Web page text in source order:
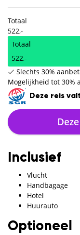
Totaal
522,-
Totaal
522,-
Slechts 30%
Mogelijkheid tot 30%
Deze reis
Inclusief
Vlucht
Handbagage
Hotel
Huurauto
Optioneel